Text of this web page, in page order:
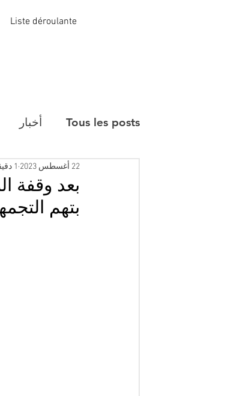
Liste déroulante
Tous les posts أخبار
بتهم
22 أغسطس 2023 1 دقيقة قراءة